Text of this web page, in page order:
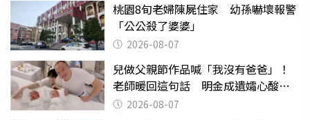
桃園8旬老婦陳屍住家 幼孫嚇壞報警
「公公殺了婆婆」
2026-08-07
兒做父親節作品喊「我沒有爸爸」！
老師暖回這句話 明金成遺孀心酸惹
淚 2026-08-07